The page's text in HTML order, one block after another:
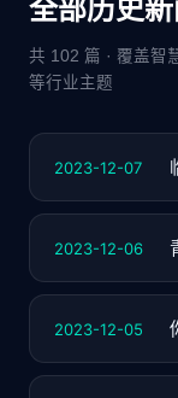
全部历史新
共 102 篇 · 覆盖智
等行业主题
2023-12-07
2023-12-06
2023-12-05